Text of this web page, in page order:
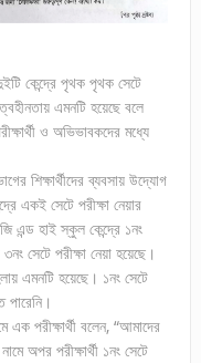
কেন্দ্রে পৃথক পৃথক সেটে
এমনটি হয়েছে বলে
ও অভিভাবকদের মধ্যে
শিক্ষার্থীদের ব্যবসায় উদ্যোগ
একই সেটে পরীক্ষা নেয়ার
এন্ড হাই স্কুল কেন্দ্রে ১নং
সেটে পরীক্ষা নেয়া হয়েছে।
এমনটি হয়েছে। ১নং সেটে
পারেনি।
এক পরীক্ষার্থী বলেন, “আমাদের
অপর পরীক্ষার্থী ১নং সেটে